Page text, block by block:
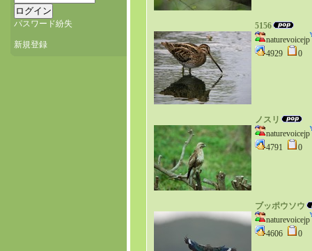
パスワード紛失
新規登録
5156
naturevoicejp
4929
0
ノスリ
naturevoicejp
4791
0
ブッポウソウ
naturevoicejp
4606
0